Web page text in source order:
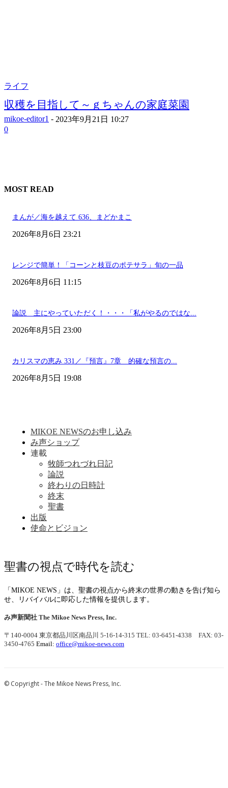
ライフ
収穫を目指して～ｇちゃんの家庭菜園
mikoe-editor1 - 2023年9月21日 10:27
0
MOST READ
まんが／海を越えて 636、まどかまこ
2026年8月6日 23:21
レンジで簡単！「コーンと枝豆のポテサラ」旬の一品
2026年8月6日 11:15
論説 主にやっていただく！・・・「私がやるのではな...
2026年8月5日 23:00
カリスマの恵み 331／『預言』7章 的確な預言の...
2026年8月5日 19:08
MIKOE NEWSのお申し込み
み声ショップ
連載
牧師つれづれ日記
論説
終わりの日時計
終末
聖書
出版
使命とビジョン
聖書の視点で時代を読む
「MIKOE NEWS」は、聖書の視点から終末の世界の動きを告げ知ら
せ、リバイバルに即応した情報を提供します。
み声新聞社 The Mikoe News Press, Inc.
〒140-0004 東京都品川区南品川 5-16-14-315 TEL: 03-6451-4338 FAX: 03-
3450-4765 Email: office@mikoe-news.com
© Copyright - The Mikoe News Press, Inc.